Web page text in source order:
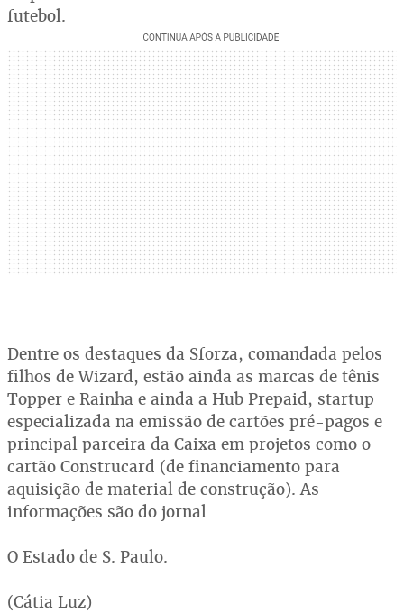
futebol.
Dentre os destaques da Sforza, comandada pelos
filhos de Wizard, estão ainda as marcas de tênis
Topper e Rainha e ainda a Hub Prepaid, startup
especializada na emissão de cartões pré-pagos e
principal parceira da Caixa em projetos como o
cartão Construcard (de financiamento para
aquisição de material de construção). As
informações são do jornal
O Estado de S. Paulo.
(Cátia Luz)